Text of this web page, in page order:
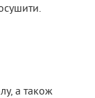
а також